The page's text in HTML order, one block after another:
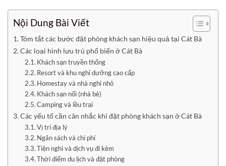
Nội Dung Bài Viết
Tóm tắt các bước đặt phòng khách sạn hiệu quả tại Cát Bà
Các loại hình lưu trú phổ biến ở Cát Bà
Khách sạn truyền thống
Resort và khu nghỉ dưỡng cao cấp
Homestay và nhà nghỉ nhỏ
Khách sạn nổi (nhà bè)
Camping và lều trại
Các yếu tố cần cân nhắc khi đặt phòng khách sạn ở Cát Bà
Vị trí địa lý
Ngân sách và chi phí
Tiện nghi và dịch vụ đi kèm
Thời điểm du lịch và đặt phòng